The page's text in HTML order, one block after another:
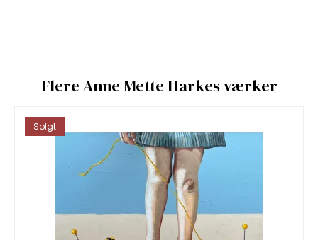
Flere Anne Mette Harkes værker
Solgt